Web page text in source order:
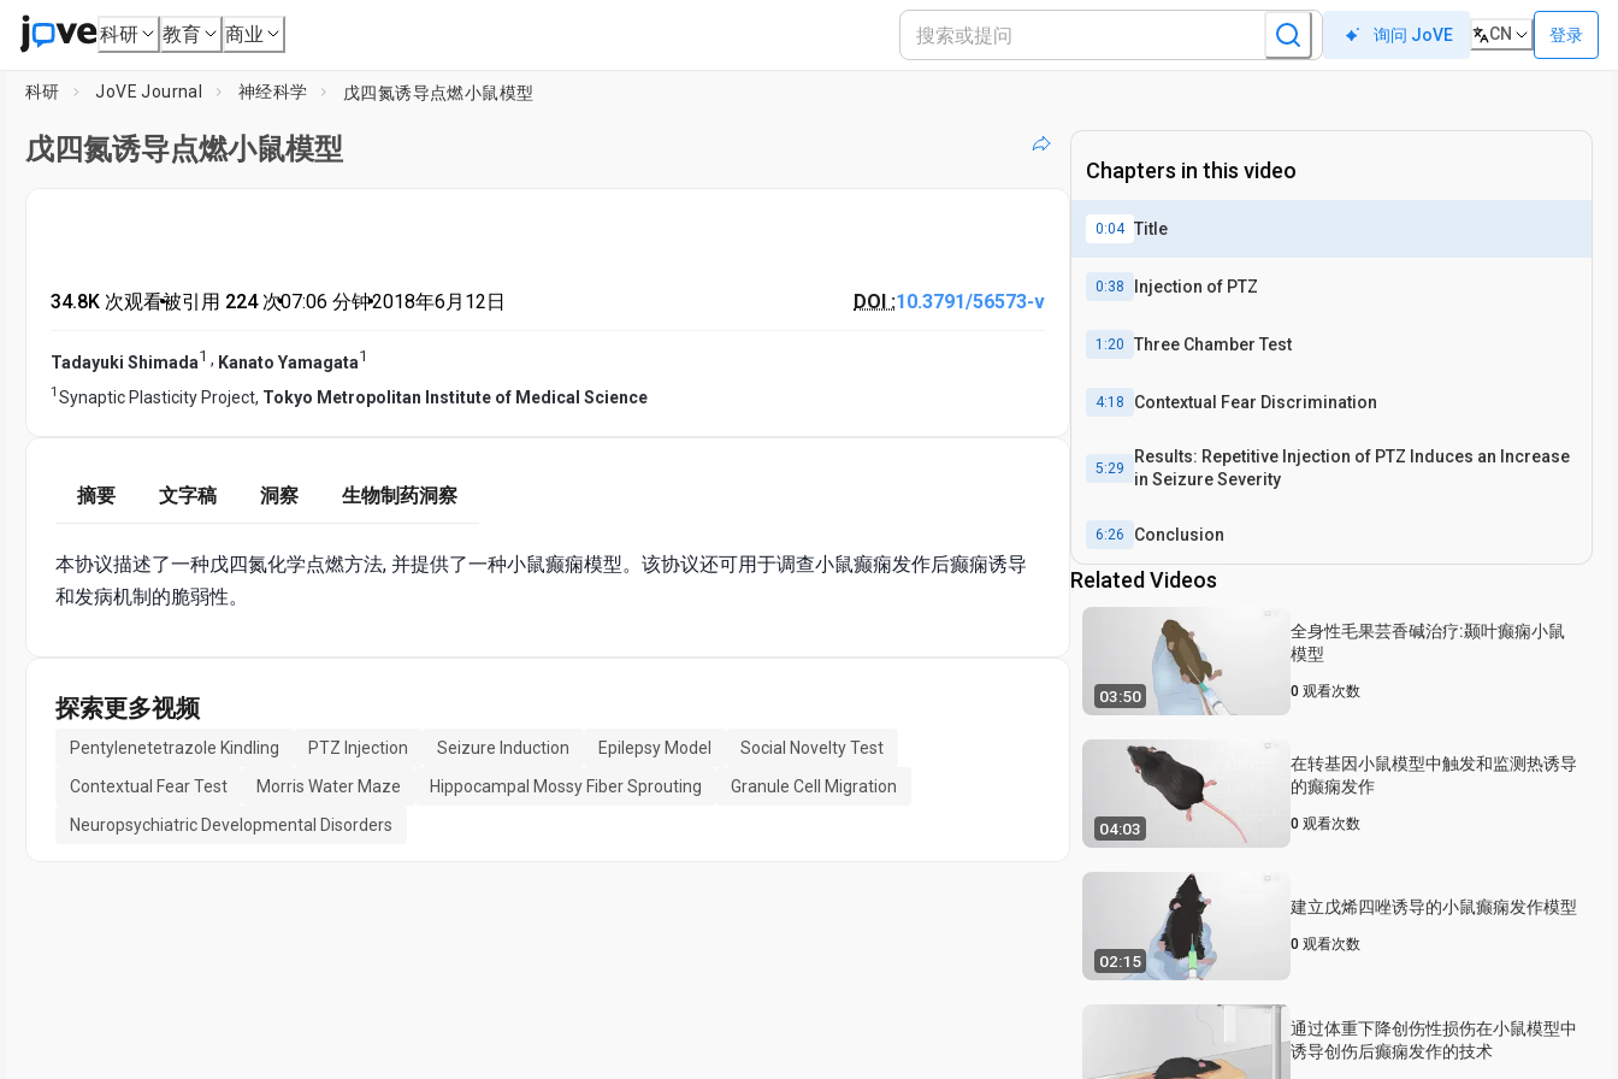
科研 教育 商业 询问 JoVE CN 登录
科研 JoVE Journal 神经科学 戊四氮诱导点燃小鼠模型
戊四氮诱导点燃小鼠模型
34.8K 次观看•被引用 224 次•07:06 分钟•2018年6月12日 DOI :10.3791/56573-v
Tadayuki Shimada1 , Kanato Yamagata1
1 Synaptic Plasticity Project, Tokyo Metropolitan Institute of Medical Science
摘要 文字稿 洞察 生物制药洞察
本协议描述了一种戊四氮化学点燃方法, 并提供了一种小鼠癫痫模型。该协议还可用于调查小鼠癫痫发作后癫痫诱导
和发病机制的脆弱性。
探索更多视频
Pentylenetetrazole Kindling PTZ Injection Seizure Induction Epilepsy Model
Social Novelty Test
Contextual Fear Test
Morris Water Maze Hippocampal Mossy Fiber Sprouting
Granule Cell Migration
Neuropsychiatric Developmental Disorders
Chapters in this video
0:04 Title
0:38 Injection of PTZ
1:20 Three Chamber Test
4:18 Contextual Fear Discrimination
5:29
Results: Repetitive Injection of PTZ Induces an Increase
in Seizure Severity
6:26 Conclusion
Related Videos
03:50
全身性毛果芸香碱治疗:颞叶癫痫小鼠
模型
0 观看次数
04:03
在转基因小鼠模型中触发和监测热诱导
的癫痫发作
0 观看次数
02:15
建立戊烯四唑诱导的小鼠癫痫发作模型
0 观看次数
通过体重下降创伤性损伤在小鼠模型中
诱导创伤后癫痫发作的技术